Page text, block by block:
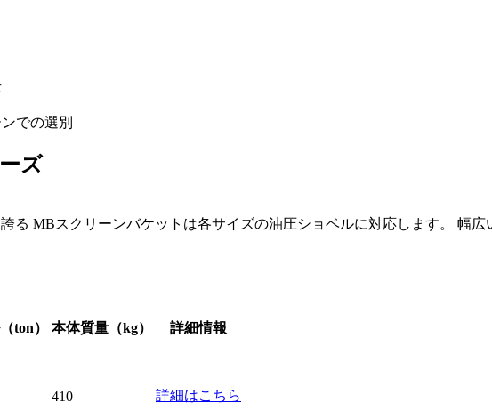
での選別
ズ
る MBスクリーンバケットは各サイズの油圧ショベルに対応します。 幅
ton） 本体質量（kg） 詳細情報
410 詳細はこちら